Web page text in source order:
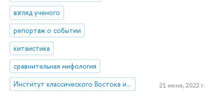
взгляд ученого
репортаж о событии
китаистика
сравнительная мифология
Институт классического Востока и античности
21 июня, 2022 г.